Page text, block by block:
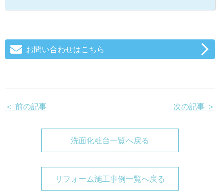
お問い合わせはこちら
＜ 前の記事 次の記事 ＞
洗面化粧台一覧へ戻る
リフォーム施工事例一覧へ戻る